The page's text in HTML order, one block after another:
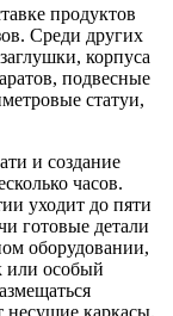
продуктов
Среди других
корпуса
подвесные
статуи,
и создание
часов.
уходит до пяти
готовые детали
оборудовании,
или особый
несущие каркасы.